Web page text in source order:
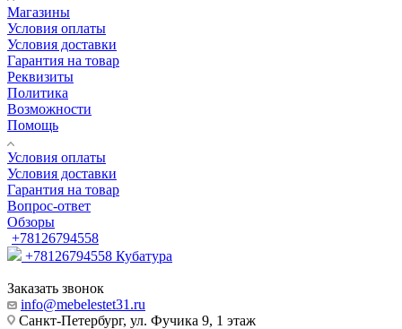
Магазины
Условия оплаты
Условия доставки
Гарантия на товар
Реквизиты
Политика
Возможности
Помощь
Условия оплаты
Условия доставки
Гарантия на товар
Вопрос-ответ
Обзоры
+78126794558
+78126794558 Кубатура
Заказать звонок
info@mebelestet31.ru
Санкт-Петербург, ул. Фучика 9, 1 этаж